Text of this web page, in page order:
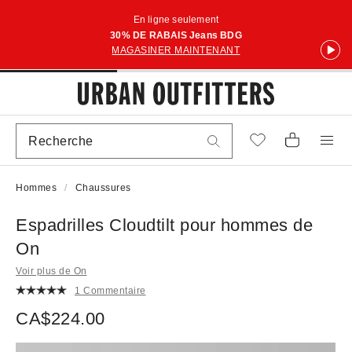
En ligne seulement
30% DE RABAIS Jeans BDG
MAGASINER MAINTENANT
Hommes Chaussures
Espadrilles Cloudtilt pour hommes de
On
Voir plus de On
1 Commentaire
CA$224.00